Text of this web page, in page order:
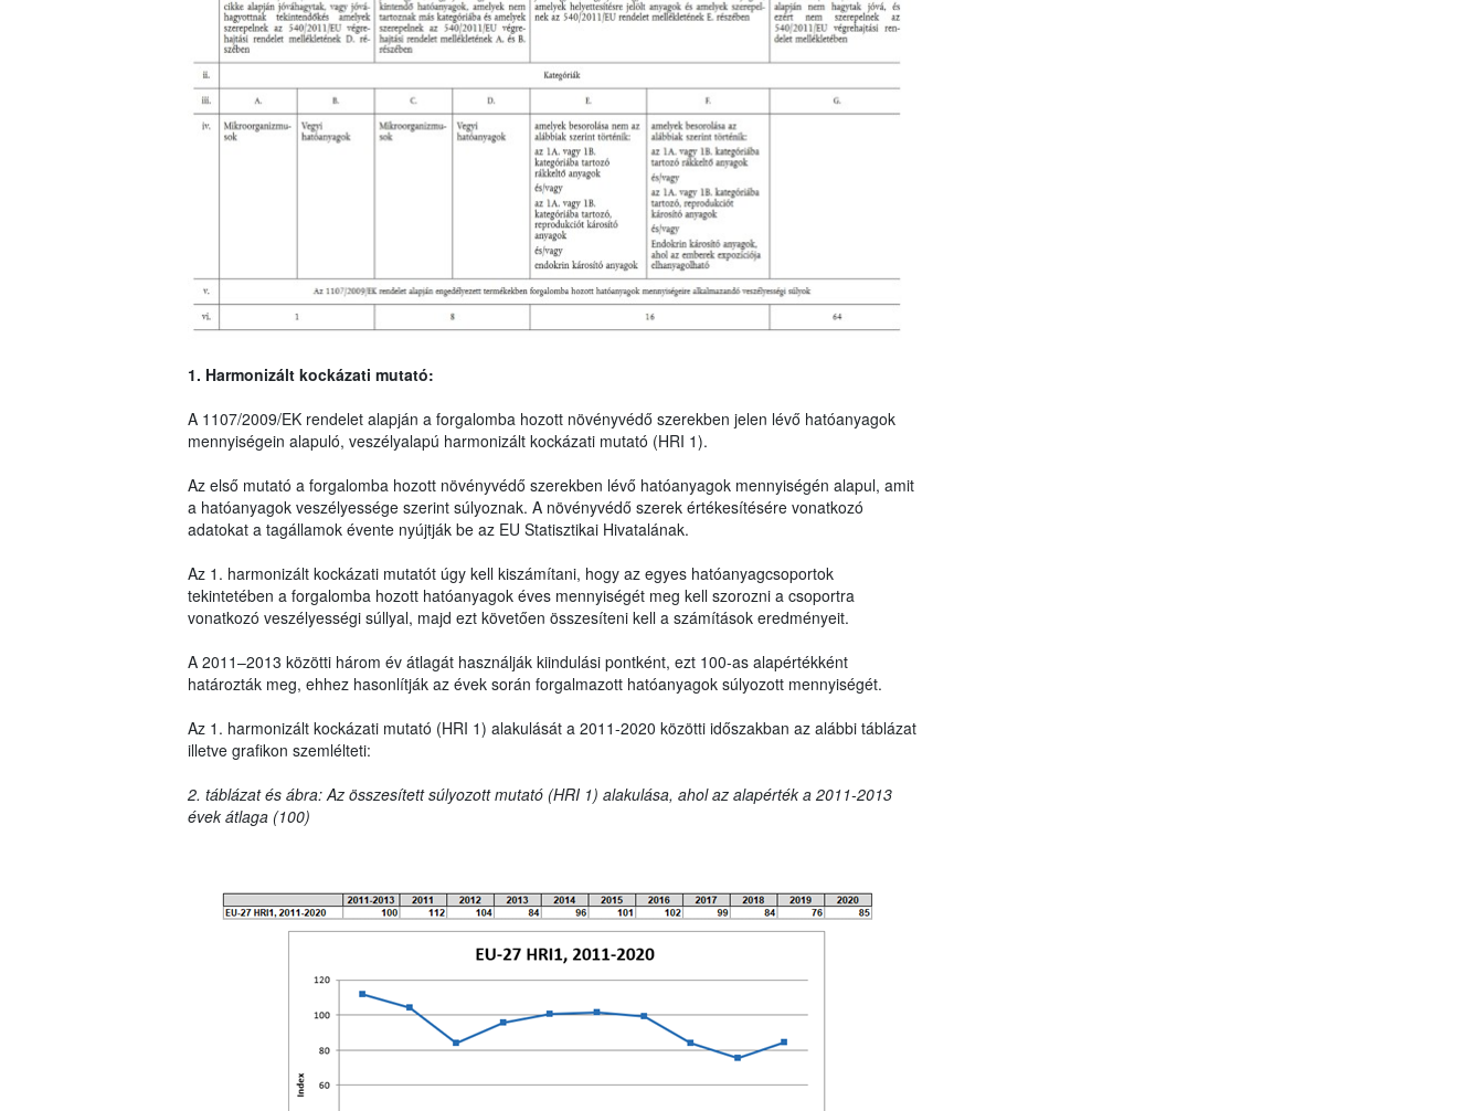
1. Harmonizált kockázati mutató:
A 1107/2009/EK rendelet alapján a forgalomba hozott növényvédő szerekben jelen lévő hatóanyagok
mennyiségein alapuló, veszélyalapú harmonizált kockázati mutató (HRI 1).
Az első mutató a forgalomba hozott növényvédő szerekben lévő hatóanyagok mennyiségén alapul, amit
a hatóanyagok veszélyessége szerint súlyoznak. A növényvédő szerek értékesítésére vonatkozó
adatokat a tagállamok évente nyújtják be az EU Statisztikai Hivatalának.
Az 1. harmonizált kockázati mutatót úgy kell kiszámítani, hogy az egyes hatóanyagcsoportok
tekintetében a forgalomba hozott hatóanyagok éves mennyiségét meg kell szorozni a csoportra
vonatkozó veszélyességi súllyal, majd ezt követően összesíteni kell a számítások eredményeit.
A 2011–2013 közötti három év átlagát használják kiindulási pontként, ezt 100-as alapértékként
határozták meg, ehhez hasonlítják az évek során forgalmazott hatóanyagok súlyozott mennyiségét.
Az 1. harmonizált kockázati mutató (HRI 1) alakulását a 2011-2020 közötti időszakban az alábbi táblázat
illetve grafikon szemlélteti:
2. táblázat és ábra: Az összesített súlyozott mutató (HRI 1) alakulása, ahol az alapérték a 2011-2013
évek átlaga (100)